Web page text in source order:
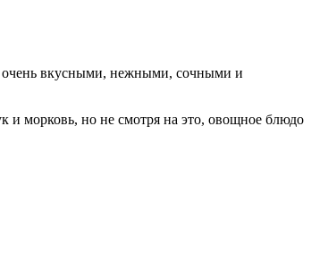
очень вкусными, нежными, сочными и
и морковь, но не смотря на это, овощное блюдо